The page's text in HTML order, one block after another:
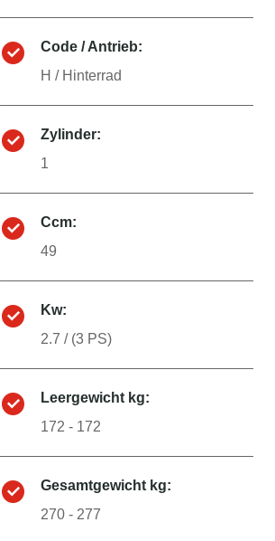
Code / Antrieb:
H / Hinterrad
Zylinder:
1
Ccm:
49
Kw:
2.7 / (3 PS)
Leergewicht kg:
172 - 172
Gesamtgewicht kg:
270 - 277